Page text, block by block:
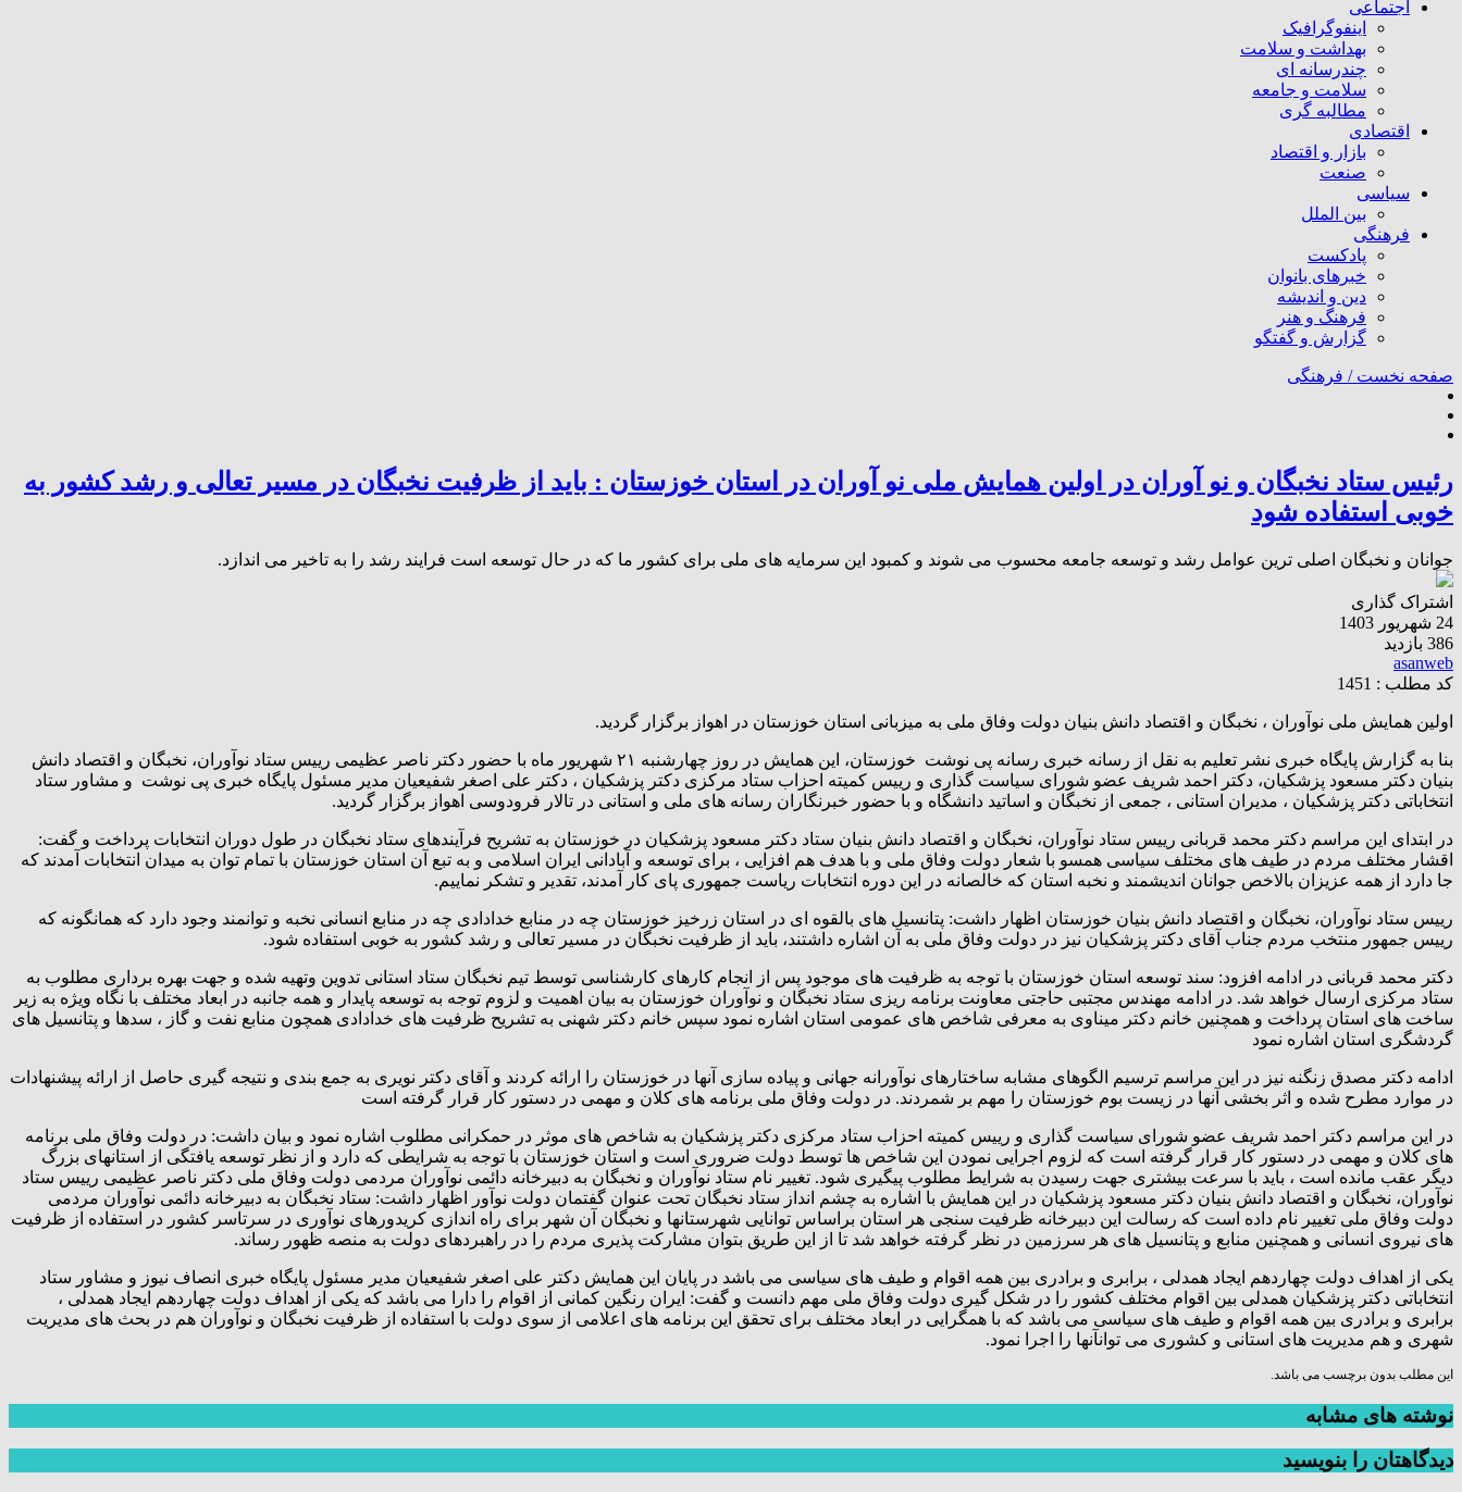
اجتماعی
اینفوگرافیک
بهداشت و سلامت
چندرسانه ای
سلامت و جامعه
مطالبه گری
اقتصادی
بازار و اقتصاد
صنعت
سیاسی
بین الملل
فرهنگی
پادکست
خبرهای بانوان
دین و اندیشه
فرهنگ و هنر
گزارش و گفتگو
صفحه نخست / فرهنگی
رئیس ستاد نخبگان و نو آوران در اولین همایش ملی نو آوران در استان خوزستان : باید از ظرفیت نخبگان در مسیر تعالی و رشد کشور به
خوبی استفاده شود
جوانان و نخبگان اصلی ترین عوامل رشد و توسعه جامعه محسوب می شوند و کمبود این سرمایه های ملی برای کشور ما که در حال توسعه است فرایند رشد را به تاخیر می اندازد.
اشتراک گذاری
24 شهریور 1403
386 بازدید
asanweb
کد مطلب : 1451
اولین همایش ملی نوآوران ، نخبگان و اقتصاد دانش بنیان دولت وفاق ملی به میزبانی استان خوزستان در اهواز برگزار گردید.
بنا به گزارش پایگاه خبری نشر تعلیم به نقل از رسانه خبری رسانه پی نوشت خوزستان، این همایش در روز چهارشنبه ۲۱ شهریور ماه با حضور دکتر ناصر عظیمی رییس ستاد نوآوران، نخبگان و اقتصاد دانش
بنیان دکتر مسعود پزشکیان، دکتر احمد شریف عضو شورای سیاست گذاری و رییس کمیته احزاب ستاد مرکزی دکتر پزشکیان ، دکتر علی اصغر شفیعیان مدیر مسئول پایگاه خبری پی نوشت و مشاور ستاد
انتخاباتی دکتر پزشکیان ، مدیران استانی ، جمعی از نخبگان و اساتید دانشگاه و با حضور خبرنگاران رسانه های ملی و استانی در تالار فرودوسی اهواز برگزار گردید.
در ابتدای این مراسم دکتر محمد قربانی رییس ستاد نوآوران، نخبگان و اقتصاد دانش بنیان ستاد دکتر مسعود پزشکیان در خوزستان به تشریح فرآیندهای ستاد نخبگان در طول دوران انتخابات پرداخت و گفت:
اقشار مختلف مردم در طیف های مختلف سیاسی همسو با شعار دولت وفاق ملی و با هدف هم افزایی ، برای توسعه و آبادانی ایران اسلامی و به تبع آن استان خوزستان با تمام توان به میدان انتخابات آمدند که
جا دارد از همه عزیزان بالاخص جوانان اندیشمند و نخبه استان که خالصانه در این دوره انتخابات ریاست جمهوری پای کار آمدند، تقدیر و تشکر نماییم.
رییس ستاد نوآوران، نخبگان و اقتصاد دانش بنیان خوزستان اظهار داشت: پتانسیل های بالقوه ای در استان زرخیز خوزستان چه در منابع خدادادی چه در منابع انسانی نخبه و توانمند وجود دارد که همانگونه که
رییس جمهور منتخب مردم جناب آقای دکتر پزشکیان نیز در دولت وفاق ملی به آن اشاره داشتند، باید از ظرفیت نخبگان در مسیر تعالی و رشد کشور به خوبی استفاده شود.
دکتر محمد قربانی در ادامه افزود: سند توسعه استان خوزستان با توجه به ظرفیت های موجود پس از انجام کارهای کارشناسی توسط تیم نخبگان ستاد استانی تدوین وتهیه شده و جهت بهره برداری مطلوب به
ستاد مرکزی ارسال خواهد شد. در ادامه مهندس مجتبی حاجتی معاونت برنامه ریزی ستاد نخبگان و نوآوران خوزستان به بیان اهمیت و لزوم توجه به توسعه پایدار و همه جانبه در ابعاد مختلف با نگاه ویژه به زیر
ساخت های استان پرداخت و همچنین خانم دکتر میناوی به معرفی شاخص های عمومی استان اشاره نمود سپس خانم دکتر شهنی به تشریح ظرفیت های خدادادی همچون منابع نفت و گاز ، سدها و پتانسیل های
گردشگری استان اشاره نمود
ادامه دکتر مصدق زنگنه نیز در این مراسم ترسیم الگوهای مشابه ساختارهای نوآورانه جهانی و پیاده سازی آنها در خوزستان را ارائه کردند و آقای دکتر نویری به جمع بندی و نتیجه گیری حاصل از ارائه پیشنهادات
در موارد مطرح شده و اثر بخشی آنها در زیست بوم خوزستان را مهم بر شمردند. در دولت وفاق ملی برنامه های کلان و مهمی در دستور کار قرار گرفته است
در این مراسم دکتر احمد شریف عضو شورای سیاست گذاری و رییس کمیته احزاب ستاد مرکزی دکتر پزشکیان به شاخص های موثر در حمکرانی مطلوب اشاره نمود و بیان داشت: در دولت وفاق ملی برنامه
های کلان و مهمی در دستور کار قرار گرفته است که لزوم اجرایی نمودن این شاخص ها توسط دولت ضروری است و استان خوزستان با توجه به شرایطی که دارد و از نظر توسعه یافتگی از استانهای بزرگ
دیگر عقب مانده است ، باید با سرعت بیشتری جهت رسیدن به شرایط مطلوب پیگیری شود. تغییر نام ستاد نوآوران و نخبگان به دبیرخانه دائمی نوآوران مردمی دولت وفاق ملی دکتر ناصر عظیمی رییس ستاد
نوآوران، نخبگان و اقتصاد دانش بنیان دکتر مسعود پزشکیان در این همایش با اشاره به چشم انداز ستاد نخبگان تحت عنوان گفتمان دولت نوآور اظهار داشت: ستاد نخبگان به دبیرخانه دائمی نوآوران مردمی
دولت وفاق ملی تغییر نام داده است که رسالت این دبیرخانه ظرفیت سنجی هر استان براساس توانایی شهرستانها و نخبگان آن شهر برای راه اندازی کریدورهای نوآوری در سرتاسر کشور در استفاده از ظرفیت
های نیروی انسانی و همچنین منابع و پتانسیل های هر سرزمین در نظر گرفته خواهد شد تا از این طریق بتوان مشارکت پذیری مردم را در راهبردهای دولت به منصه ظهور رساند.
یکی از اهداف دولت چهاردهم ایجاد همدلی ، برابری و برادری بین همه اقوام و طیف های سیاسی می باشد در پایان این همایش دکتر علی اصغر شفیعیان مدیر مسئول پایگاه خبری انصاف نیوز و مشاور ستاد
انتخاباتی دکتر پزشکیان همدلی بین اقوام مختلف کشور را در شکل گیری دولت وفاق ملی مهم دانست و گفت: ایران رنگین کمانی از اقوام را دارا می باشد که یکی از اهداف دولت چهاردهم ایجاد همدلی ،
برابری و برادری بین همه اقوام و طیف های سیاسی می باشد که با همگرایی در ابعاد مختلف برای تحقق این برنامه های اعلامی از سوی دولت با استفاده از ظرفیت نخبگان و نوآوران هم در بحث های مدیریت
شهری و هم مدیریت های استانی و کشوری می توانآنها را اجرا نمود.
این مطلب بدون برچسب می باشد.
نوشته های مشابه
دیدگاهتان را بنویسید